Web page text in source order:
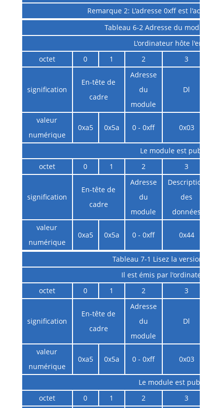
Remarque 2: L'adresse 0xff est
Tableau 6-2 Adresse du module
L'ordinateur hôte l'envoie
octet
0 1 2 3
signification
En-tête de
cadre
Adresse
du
module
Dl
valeur
numérique
0xa5 0x5a 0 - 0xff 0x03
Le module est publié
octet
0 1 2 3
signification
En-tête de
cadre
Adresse
du
module
Description
des
données
valeur
numérique
0xa5 0x5a 0 - 0xff 0x44
Tableau 7-1 Lisez la version
Il est émis par l'ordinateur
octet
0 1 2 3
signification
En-tête de
cadre
Adresse
du
module
Dl
valeur
numérique
0xa5 0x5a 0 - 0xff 0x03
Le module est publié
octet
0 1 2 3